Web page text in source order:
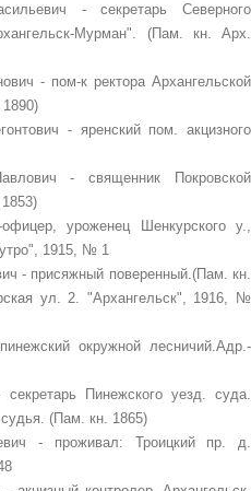
- секретарь Северного
Мурман". (Пам. кн. Арх.
- пом-к ректора Архангельской
- яренский пом. акцизного
- священник Покровской
уроженец Шенкурского у.,
1915, № 1
- присяжный поверенный.(Пам. кн.
ул. 2. "Архангельск", 1916, №
окружной лесничий.Адр.-
Пинежского уезд. суда.
(Пам. кн. 1865)
- проживал: Троицкий пр. д.